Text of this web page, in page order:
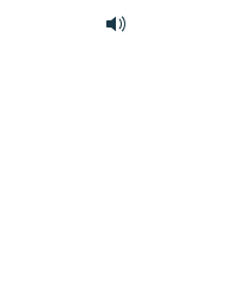
Интервју